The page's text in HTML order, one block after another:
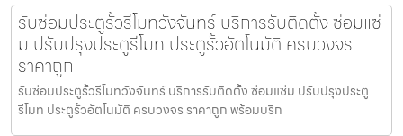
รับซ่อมประตูรั้วรีโมทวังจันทร์ บริการรับติดตั้ง ซ่อมแซ่
ม ปรับปรุงประตูรีโมท ประตูรั้วอัตโนมัติ ครบวงจร
ราคาถูก
รับซ่อมประตูรั้วรีโมทวังจันทร์ บริการรับติดตั้ง ซ่อมแซ่ม ปรับปรุงประตู
รีโมท ประตูรั้วอัตโนมัติ ครบวงจร ราคาถูก พร้อมบริก